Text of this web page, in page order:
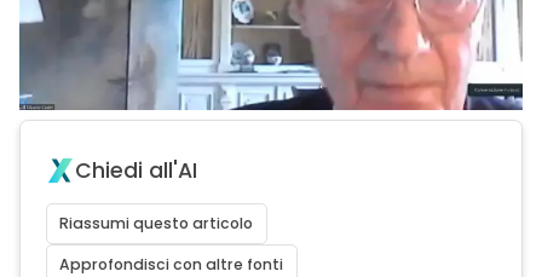
Chiedi all'AI
Riassumi questo articolo
Approfondisci con altre fonti